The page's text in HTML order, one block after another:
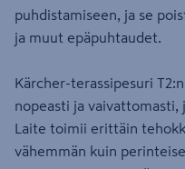
puhdistamiseen, ja se
ja muut epäpuhtaudet.
Kärcher-terassipesuri
nopeasti ja vaivattomasti,
Laite toimii erittäin
vähemmän kuin